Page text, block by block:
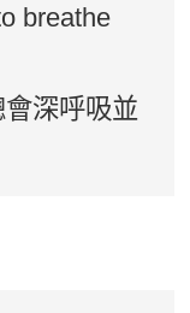
breathe
深呼吸並